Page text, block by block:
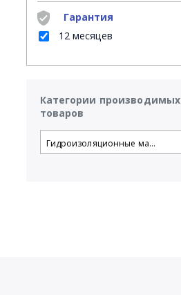
Часто задаваемые вопросы
Гарантия
12 месяцев
Категории производимых
товаров
Гидроизоляционные ма...